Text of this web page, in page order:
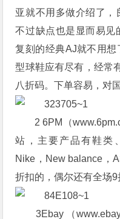
亚就不用多做介绍了，
不过缺点也是显而易见
复刻的经典AJ就不用
型球鞋应有尽有，经常
八折码。下单容易，对
2 6PM（
站，主要产品有鞋类
Nike，New balance，
折扣的，偶尔还有全场9
3Ebay （